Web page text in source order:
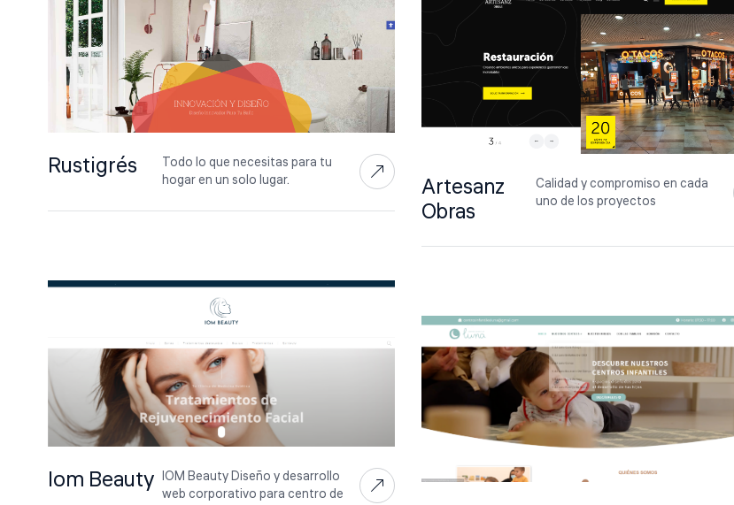
Rustigrés
Todo lo que necesitas para tu
hogar en un solo lugar.
Artesanz
Obras
Calidad y compromiso en cada
uno de los proyectos
Iom Beauty IOM Beauty Diseño y desarrollo
web corporativo para centro de